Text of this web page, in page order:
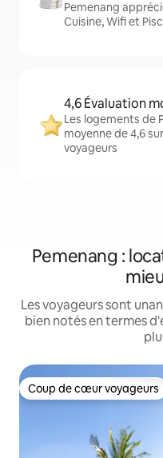
Pemenang
Cuisine, Wifi et
4,6 Évaluation
Les logements de
moyenne de 4,6
voyageurs
Pemenang :
Les voyageurs sont
bien notés en termes
Coup de cœur voyageurs
Coup de cœur voyageurs